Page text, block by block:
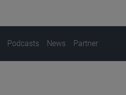
Podcasts News Partner